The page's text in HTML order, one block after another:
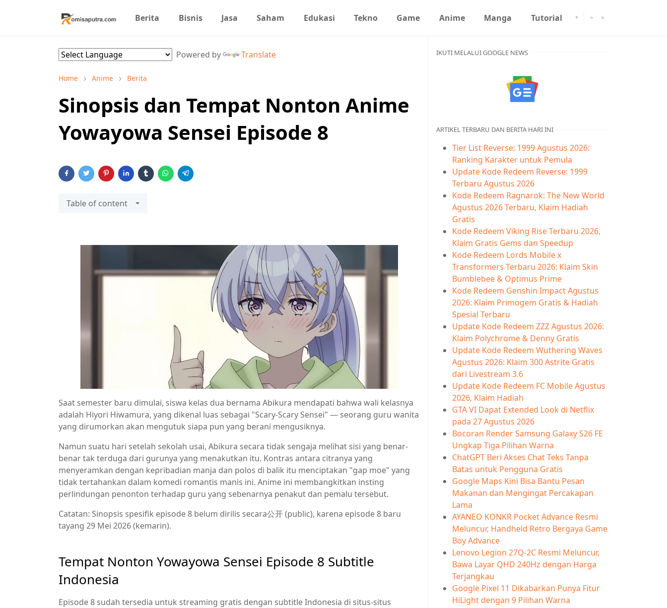
Berita Bisnis Jasa Saham Edukasi Tekno Game Anime Manga Tutorial
Powered by Translate
Home Anime Berita
Sinopsis dan Tempat Nonton Anime
Yowayowa Sensei Episode 8
Table of content
Saat semester baru dimulai, siswa kelas dua bernama Abikura mendapati bahwa wali kelasnya
adalah Hiyori Hiwamura, yang dikenal luas sebagai "Scary-Scary Sensei" — seorang guru wanita
yang dirumorkan akan mengutuk siapa pun yang berani mengusiknya.
Namun suatu hari setelah sekolah usai, Abikura secara tidak sengaja melihat sisi yang benar-
benar tak terduga dari gurunya yang menakutkan itu. Kontras antara citranya yang
menyeramkan dengan kepribadian manja dan polos di balik itu menciptakan "gap moe" yang
tidak tertahankan dalam komedi romantis manis ini. Anime ini membangkitkan insting
perlindungan penonton terhadap guru yang sebenarnya penakut dan pemalu tersebut.
Catatan: Sinopsis spesifik episode 8 belum dirilis secara公开 (public), karena episode 8 baru
tayang 29 Mei 2026 (kemarin).
Tempat Nonton Yowayowa Sensei Episode 8 Subtitle
Indonesia
Episode 8 sudah tersedia untuk streaming gratis dengan subtitle Indonesia di situs-situs
IKUTI MELALUI GOOGLE NEWS
ARTIKEL TERBARU DAN BERITA HARI INI
Tier List Reverse: 1999 Agustus 2026:
Ranking Karakter untuk Pemula
Update Kode Redeem Reverse: 1999
Terbaru Agustus 2026
Kode Redeem Ragnarok: The New World
Agustus 2026 Terbaru, Klaim Hadiah
Gratis
Kode Redeem Viking Rise Terbaru 2026,
Klaim Gratis Gems dan Speedup
Kode Redeem Lords Mobile x
Transformers Terbaru 2026: Klaim Skin
Bumblebee & Optimus Prime
Kode Redeem Genshin Impact Agustus
2026: Klaim Primogem Gratis & Hadiah
Spesial Terbaru
Update Kode Redeem ZZZ Agustus 2026:
Klaim Polychrome & Denny Gratis
Update Kode Redeem Wuthering Waves
Agustus 2026: Klaim 300 Astrite Gratis
dari Livestream 3.6
Update Kode Redeem FC Mobile Agustus
2026, Klaim Hadiah
GTA VI Dapat Extended Look di Netflix
pada 27 Agustus 2026
Bocoran Render Samsung Galaxy S26 FE
Ungkap Tiga Pilihan Warna
ChatGPT Beri Akses Chat Teks Tanpa
Batas untuk Pengguna Gratis
Google Maps Kini Bisa Bantu Pesan
Makanan dan Mengingat Percakapan
Lama
AYANEO KONKR Pocket Advance Resmi
Meluncur, Handheld Retro Bergaya Game
Boy Advance
Lenovo Legion 27Q-2C Resmi Meluncur,
Bawa Layar QHD 240Hz dengan Harga
Terjangkau
Google Pixel 11 Dikabarkan Punya Fitur
HiLight dengan 9 Pilihan Warna